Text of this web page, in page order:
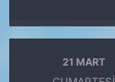
21 MART